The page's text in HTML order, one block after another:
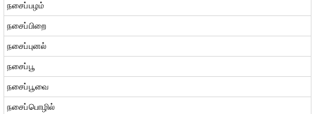
நசைப்பழம்
நசைப்பிறை
நசைப்புனல்
நசைப்பூ
நசைப்பூவை
நசைப்பொழில்